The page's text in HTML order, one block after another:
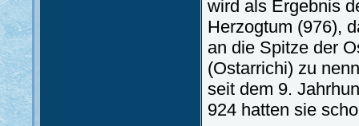
wird als Ergebnis
Herzogtum (976),
an die Spitze der
(Ostarrichi) zu
seit dem 9.
924 hatten sie